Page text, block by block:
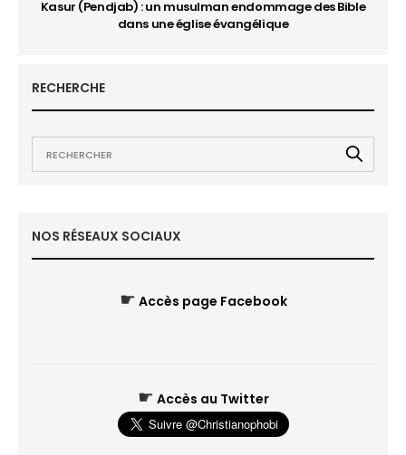
Kasur (Pendjab) : un musulman endommage des Bible
dans une église évangélique
RECHERCHE
NOS RÉSEAUX SOCIAUX
☛ Accès page Facebook
☛ Accès au Twitter